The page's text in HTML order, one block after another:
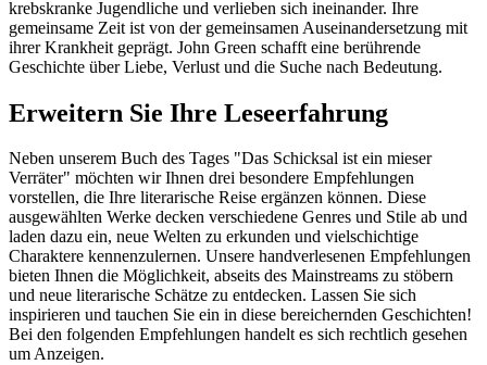
krebskranke Jugendliche und verlieben sich ineinander. Ihre
gemeinsame Zeit ist von der gemeinsamen Auseinandersetzung mit
ihrer Krankheit geprägt. John Green schafft eine berührende
Geschichte über Liebe, Verlust und die Suche nach Bedeutung.
Erweitern Sie Ihre Leseerfahrung
Neben unserem Buch des Tages "Das Schicksal ist ein mieser
Verräter" möchten wir Ihnen drei besondere Empfehlungen
vorstellen, die Ihre literarische Reise ergänzen können. Diese
ausgewählten Werke decken verschiedene Genres und Stile ab und
laden dazu ein, neue Welten zu erkunden und vielschichtige
Charaktere kennenzulernen. Unsere handverlesenen Empfehlungen
bieten Ihnen die Möglichkeit, abseits des Mainstreams zu stöbern
und neue literarische Schätze zu entdecken. Lassen Sie sich
inspirieren und tauchen Sie ein in diese bereichernden Geschichten!
Bei den folgenden Empfehlungen handelt es sich rechtlich gesehen
um Anzeigen.